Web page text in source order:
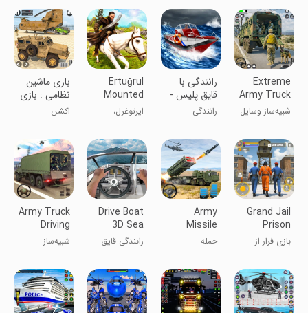
زندان
Extreme
Army Truck
Sim War
شبیه‌ساز وسایل
ارتش آمریکا
رانندگی با
قایق پلیس -
ماموریتی
رانندگی
Ertuğrul
Mounted
Horse
Warrior
ایرتوغرل،
بر اسب
بازی ماشین
نظامی : بازی
جدید
اکشن
Grand Jail
Prison
Escape
Game
بازی فرار از
Army
Missile
Launcher
حمله
ارتش
Drive Boat
3D Sea
Crimea
رانندگی قایق
Army Truck
Driving
Simulator
شبیه‌ساز
نظامی